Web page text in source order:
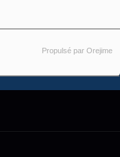
Propulsé par Orejime